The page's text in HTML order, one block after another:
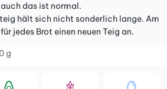
das ist normal.
hält sich nicht sonderlich lange. Am
jedes Brot einen neuen Teig an.
g